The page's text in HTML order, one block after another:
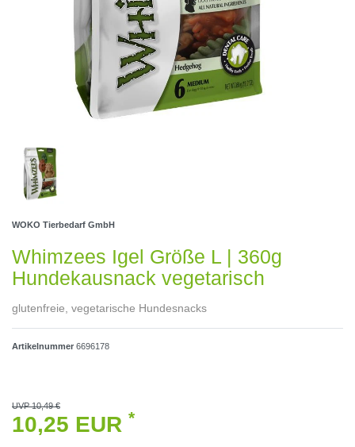
WOKO Tierbedarf GmbH
Whimzees Igel Größe L | 360g
Hundekausnack vegetarisch
glutenfreie, vegetarische Hundesnacks
Artikelnummer 6696178
UVP 10,49 €
10,25 EUR *